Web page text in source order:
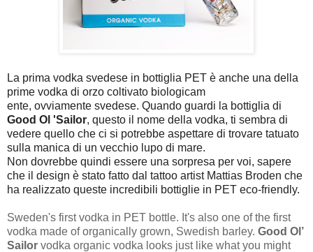
La prima vodka svedese in bottiglia PET è anche una della
prime vodka di orzo coltivato biologicam
ente, ovviamente svedese. Quando guardi la bottiglia di
Good Ol 'Sailor, questo il nome della vodka, ti sembra di
vedere quello che ci si potrebbe aspettare di trovare tatuato
sulla manica di un vecchio lupo di mare.
Non dovrebbe quindi essere una sorpresa per voi, sapere
che il design è stato fatto dal tattoo artist Mattias Broden che
ha realizzato queste incredibili bottiglie in PET eco-friendly.
Sweden's first vodka in PET bottle. It's also one of the first
vodka made of organically grown, Swedish barley. Good Ol’
Sailor vodka organic vodka looks just like what you might